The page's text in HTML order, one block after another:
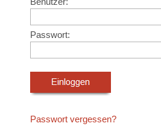
Passwort:
Passwort vergessen?